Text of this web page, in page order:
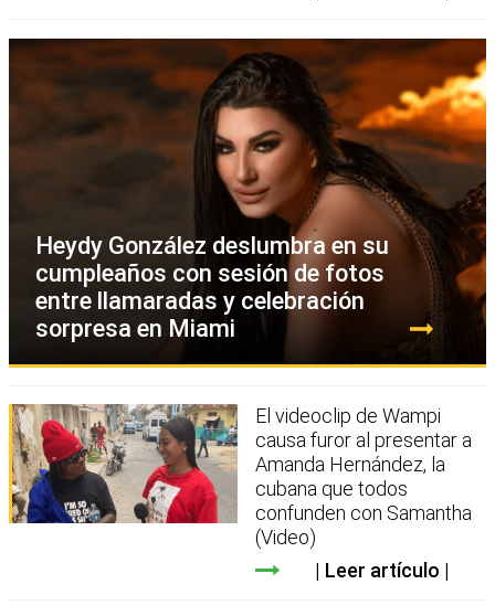
Heydy González deslumbra en su
cumpleaños con sesión de fotos
entre llamaradas y celebración
sorpresa en Miami
El videoclip de Wampi
causa furor al presentar a
Amanda Hernández, la
cubana que todos
confunden con Samantha
(Video)
Leer artículo